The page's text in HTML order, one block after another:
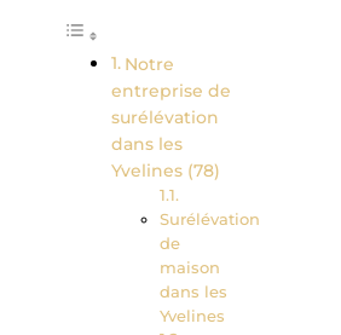
Notre
entreprise de
surélévation
dans les
Yvelines (78)
Surélévation
de
maison
dans les
Yvelines